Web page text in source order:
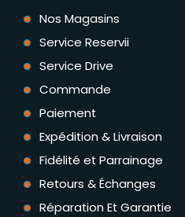
Nos Magasins
Service Reservii
Service Drive
Commande
Paiement
Expédition & Livraison
Fidélité et Parrainage
Retours & Échanges
Réparation Et Garantie